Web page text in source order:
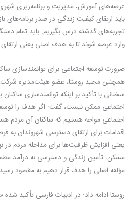
عرصه‌های آموزش، مدیریت و برنامه‌ریزی
باید ارتقای کیفیت زندگی در صدر برنامه‌های
تجربه‌های گذشته درس بگیریم. باید تمام
وارد عرصه شوند تا به هدف اصلی یعنی
ضرورت توسعه اجتماعی برای توانمندسازی
همچنین مجید روستا، عضو هیئت‌مدیره
سخنانی با تأکید بر اینکه توانمندسازی
اجتماعی ممکن نیست، گفت: اگر هدف را
اجتماعی مواجه هستیم که ساکنان آن مردم
اقدامات برای ارتقای دسترسی شهروندان به
یعنی افزایش ظرفیت‌ها برای مداخله مردم در
مسکن، تأمین زندگی و دسترسی به درآمد
مؤلفه اصلی را هدف قرار دهیم به مقصود
روستا ادامه داد: در ادبیات فارسی تأکید شده